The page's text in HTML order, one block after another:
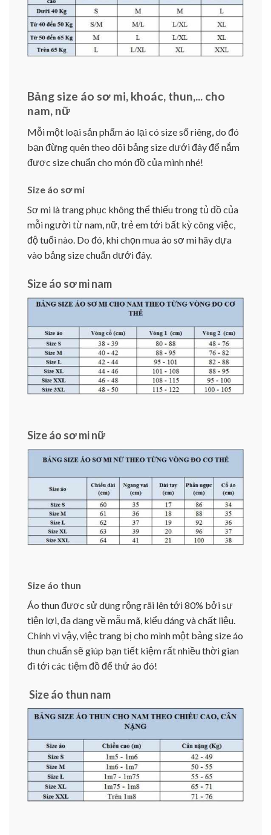
Bảng size áo sơ mi, khoác, thun,... cho
nam, nữ
Mỗi một loại sản phẩm áo lại có size số riêng, do đó
bạn đừng quên theo dõi bảng size dưới đây để nắm
được size chuẩn cho món đồ của mình nhé!
Size áo sơ mi
Sơ mi là trang phục không thể thiếu trong tủ đồ của
mỗi người từ nam, nữ, trẻ em tới bất kỳ công việc,
độ tuổi nào. Do đó, khi chọn mua áo sơ mi hãy dựa
vào bảng size chuẩn dưới đây.
Size áo sơ mi nam
Size áo sơ mi nữ
Size áo thun
Áo thun được sử dụng rộng rãi lên tới 80% bởi sự
tiện lợi, đa dạng về mẫu mã, kiểu dáng và chất liệu.
Chính vì vậy, việc trang bị cho mình một bảng size áo
thun chuẩn sẽ giúp bạn tiết kiệm rất nhiều thời gian
đi tới các tiệm đồ để thử áo đó!
Size áo thun nam